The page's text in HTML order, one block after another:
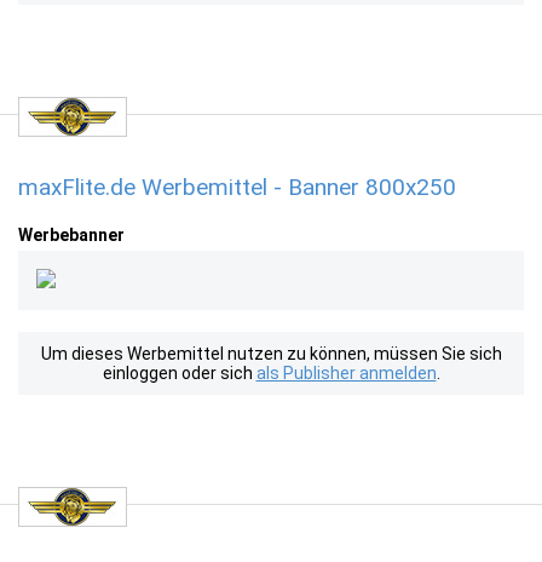
maxFlite.de Werbemittel - Banner 800x250
Werbebanner
Um dieses Werbemittel nutzen zu können, müssen Sie sich
einloggen oder sich als Publisher anmelden